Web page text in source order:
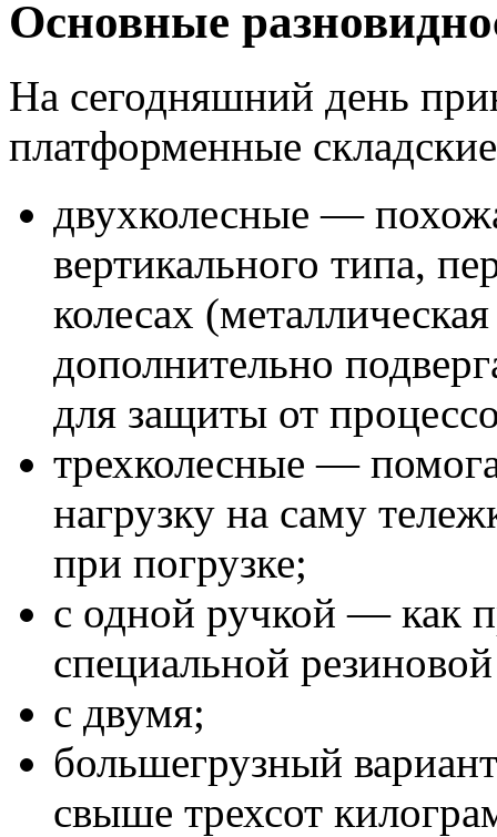
Основные
На сегодняшний день
платформенные
двухколесные —
вертикального типа,
колесах
дополнительно
для защиты от
трехколесные —
нагрузку на саму
при погрузке;
с одной ручкой — как
специальной
с двумя;
большегрузный
свыше трехсот